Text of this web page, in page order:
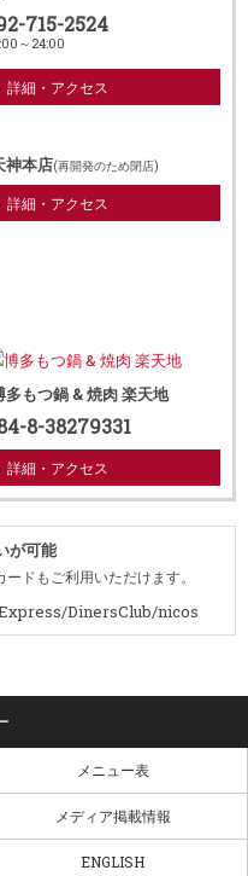
715-2524
～24:00
詳細・アクセス
神本店(再開発のため閉店)
詳細・アクセス
多もつ鍋 & 焼肉 楽天地
8-38279331
詳細・アクセス
が可能
ドもご利用いただけます。
メニュー表
メディア掲載情報
ENGLISH